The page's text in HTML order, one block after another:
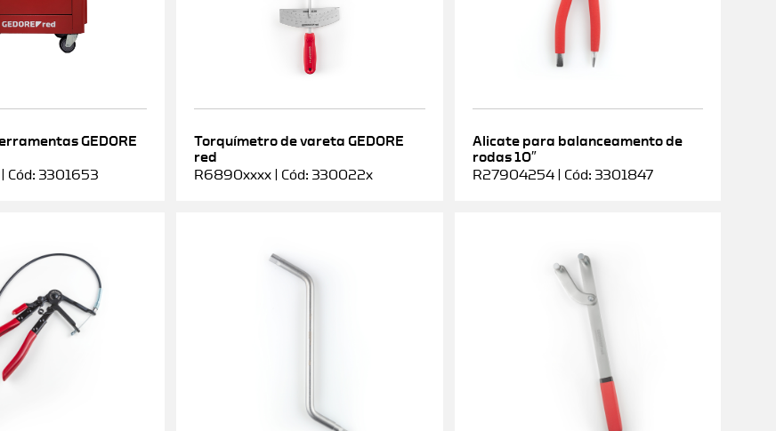
GEDORE
Cód: 3301653
Torquímetro de vareta GEDORE
red
R6890xxxx | Cód: 330022x
Alicate para balanceamento de
rodas 10″
R27904254 | Cód: 3301847